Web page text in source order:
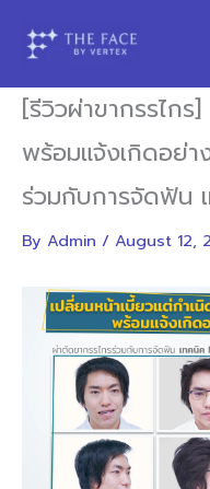
[รีวิวผ่าขากรรไกร
พร้อมแจ้งเกิดอย่า
ร่วมกับการจัดฟัน
By Admin / August 12,